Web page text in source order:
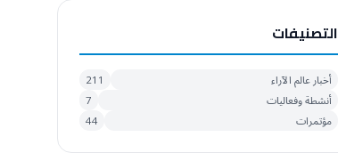
التصنيفات
أخبار عالم الآراء
211
أنشطة وفعاليات
7
مؤتمرات
44